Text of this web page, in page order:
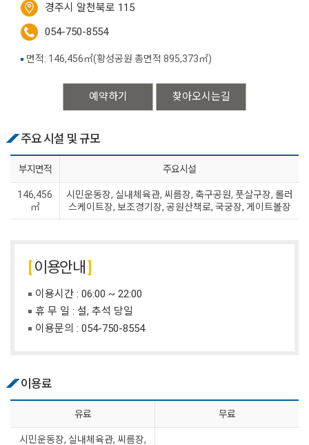
경주시 알천북로 115
054-750-8554
예약하기 찾아오시는길
면적: 146,456㎡(황성공원 총면적 895,373㎡)
주요 시설 및 규모
부지면적 주요시설
146,456
㎡
시민운동장, 실내체육관, 씨름장, 축구공원, 풋살구장, 롤러
스케이트장, 보조경기장, 공원산책로, 국궁장, 게이트볼장
이용안내
이용시간 : 06:00 ~ 22:00
휴 무 일 : 설, 추석 당일
이용문의 : 054-750-8554
이용료
유료 무료
시민운동장, 실내체육관, 씨름장,